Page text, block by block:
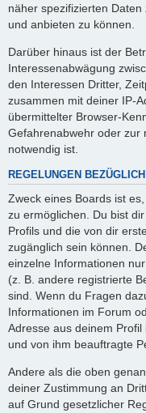
näher spezifizierten
und anbieten zu können.
Darüber hinaus ist der
Interessenabwägung
den Interessen Dritter,
zusammen mit deiner IP-
übermittelter Browser-
Gefahrenabwehr oder zur
notwendig ist.
REGELUNGEN
Zweck eines Boards ist
zu ermöglichen. Du bist
Profils und die von dir
zugänglich sein können.
einzelne Informationen
(z. B. andere registrierte
sind. Wenn du Fragen
Informationen im Forum
Adresse aus deinem
und von ihm beauftragte
Andere als die oben
deiner Zustimmung an
auf Grund gesetzlicher